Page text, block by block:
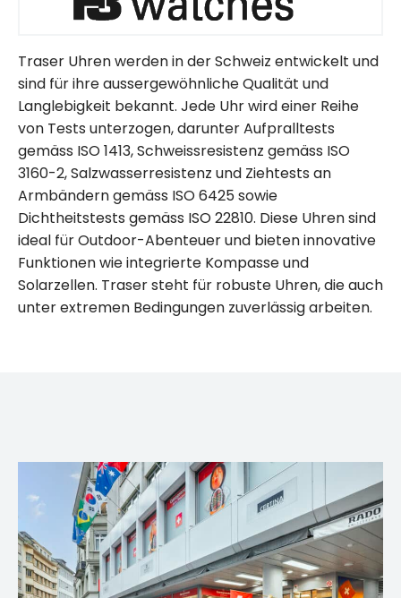
Traser Uhren werden in der Schweiz entwickelt und
sind für ihre aussergewöhnliche Qualität und
Langlebigkeit bekannt. Jede Uhr wird einer Reihe
von Tests unterzogen, darunter Aufpralltests
gemäss ISO 1413, Schweissresistenz gemäss ISO
3160-2, Salzwasserresistenz und Ziehtests an
Armbändern gemäss ISO 6425 sowie
Dichtheitstests gemäss ISO 22810. Diese Uhren sind
ideal für Outdoor-Abenteuer und bieten innovative
Funktionen wie integrierte Kompasse und
Solarzellen. Traser steht für robuste Uhren, die auch
unter extremen Bedingungen zuverlässig arbeiten.